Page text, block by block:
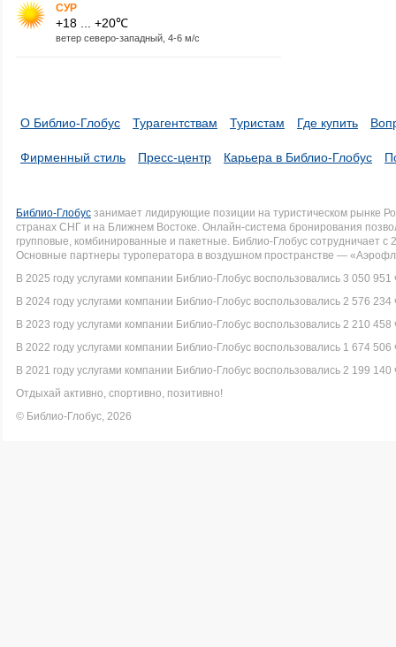
СУР
+18 ... +20℃
ветер северо-западный, 4-6 м/с
О Библио-Глобус Турагентствам Туристам Где купить
Фирменный стиль Пресс-центр Карьера в Библио-Глобус
Библио-Глобус занимает лидирующие позиции на туристическом рынке
странах СНГ и на Ближнем Востоке. Онлайн-система бронирования
групповые, комбинированные и пакетные. Библио-Глобус сотрудничает
Основные партнеры туроператора в воздушном пространстве —
В 2025 году услугами компании Библио-Глобус воспользовались 3 050 951
В 2024 году услугами компании Библио-Глобус воспользовались 2 576 234
В 2023 году услугами компании Библио-Глобус воспользовались 2 210 458
В 2022 году услугами компании Библио-Глобус воспользовались 1 674 506
В 2021 году услугами компании Библио-Глобус воспользовались 2 199 140
Отдыхай активно, спортивно, позитивно!
© Библио-Глобус, 2026